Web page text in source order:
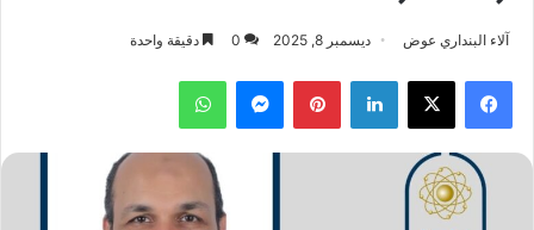
آلاء البنداري عوض ديسمبر 8, 2025 0 دقيقة واحدة
فيسبوك ‫X لينكدإن بينتيريستماسنجر واتساب